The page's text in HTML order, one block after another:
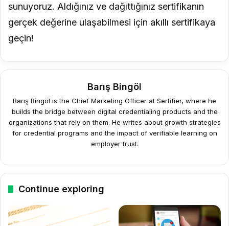
sunuyoruz. Aldığınız ve dağıttığınız sertifikanın
gerçek değerine ulaşabilmesi için akıllı sertifikaya
geçin!
Barış Bingöl
Barış Bingöl is the Chief Marketing Officer at Sertifier, where he
builds the bridge between digital credentialing products and the
organizations that rely on them. He writes about growth strategies
for credential programs and the impact of verifiable learning on
employer trust.
Continue exploring